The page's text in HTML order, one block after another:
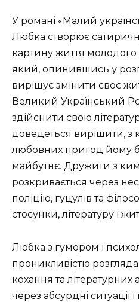
У романі «Малий
Любка створює
картину життя молодого
який, опинившись у
вирішує змінити своє
Великий Український
здійснити свою
доведеться вирішити, з
любовних пригод йому
майбутнє. Дружити з
розкривається через
поліцію, гуцулів та
стосунки, літературу і
Любка з гумором і
проникливістю
кохання та
через абсурдні ситуації